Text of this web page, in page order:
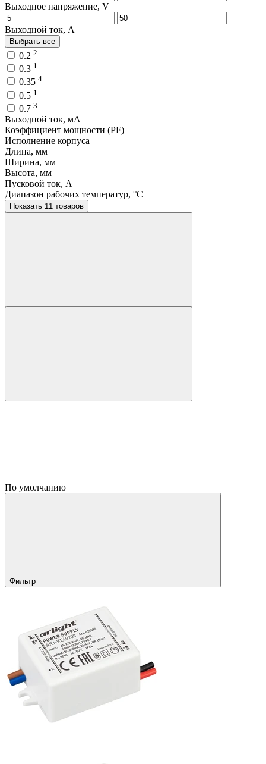
Выходное напряжение, V
Выходной ток, A
Выбрать все
0.2 2
0.3 1
0.35 4
0.5 1
0.7 3
Выходной ток, мA
Коэффициент мощности (PF)
Исполнение корпуса
Длина, мм
Ширина, мм
Высота, мм
Пусковой ток, A
Диапазон рабочих температур, °C
Показать 11 товаров
По умолчанию
Фильтр